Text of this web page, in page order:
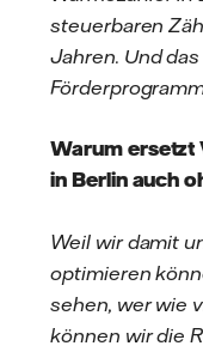
steuerbaren
Jahren. Und
Warum ersetzt
in Berlin auch
Weil wir damit
optimieren
sehen, wer wie
können wir die